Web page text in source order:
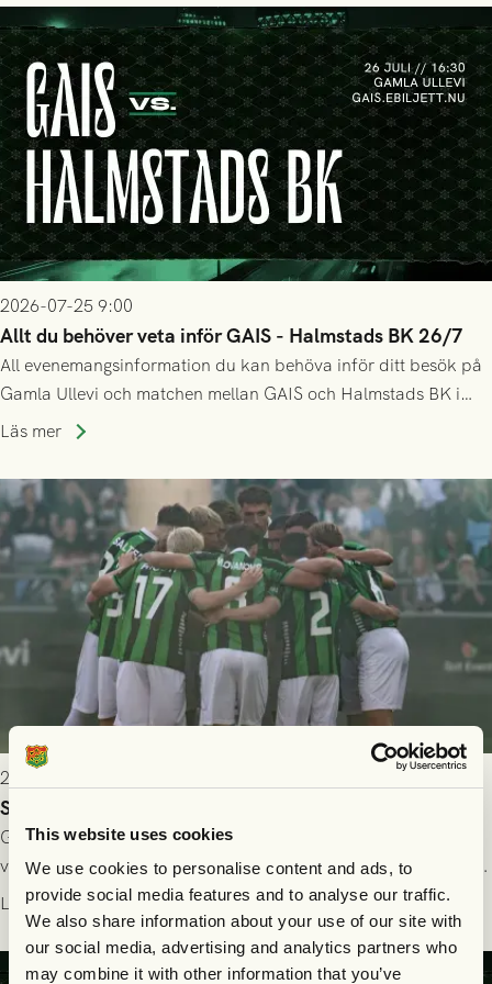
This website uses cookies
We use cookies to personalise content and ads, to
provide social media features and to analyse our traffic.
We also share information about your use of our site with
our social media, advertising and analytics partners who
may combine it with other information that you’ve
2026-07-25 9:00
Allt du behöver veta inför GAIS - Halmstads BK 26/7
All evenemangsinformation du kan behöva inför ditt besök på
Gamla Ullevi och matchen mellan GAIS och Halmstads BK i
Allsvenskan! Avspark kl 16.30 på söndag 26/7.
Läs mer
2026-07-24 16:40
Seger i första kvalmatchen mot FC Nordsjælland
GAIS dominerade i första halvlek och skapade fler chanser,
välförtjänt fick de in ett ledningsmål strax innan halvtid. Efter
halvtidsvilan sjönk tempot när Nordsjälland tilläts ha mer av
bollen, men GAIS försvarade sig disciplinerat och säkrade en
seger! Matchfoto: Mikael Josefsson & Lasse Ekström
Läs mer